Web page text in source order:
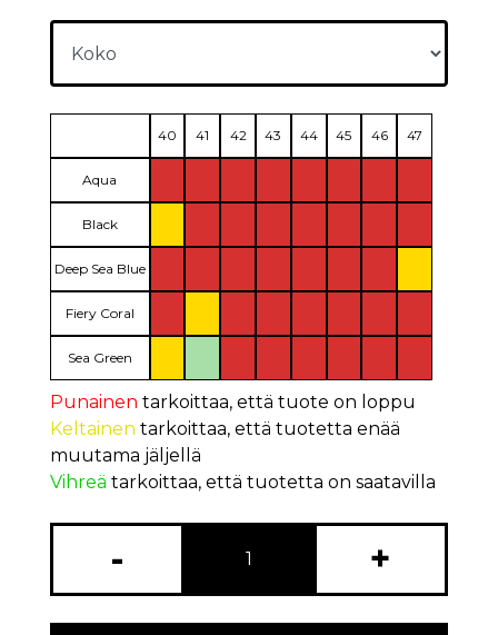
40 41 42 43 44 45 46 47
Aqua
Black
Deep Sea Blue
Fiery Coral
Sea Green
Punainen tarkoittaa, että tuote on loppu
Keltainen tarkoittaa, että tuotetta enää
muutama jäljellä
Vihreä tarkoittaa, että tuotetta on saatavilla
- +